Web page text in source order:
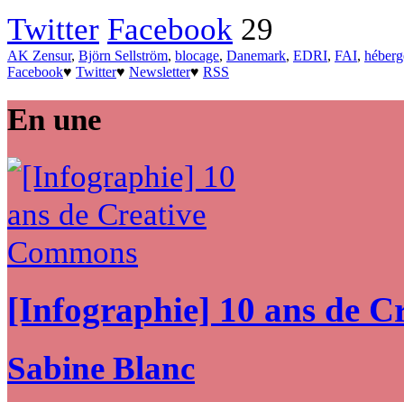
Twitter Facebook 29
AK Zensur, Björn Sellström, blocage, Danemark, EDRI, FAI,
Facebook♥ Twitter♥ Newsletter♥ RSS
En une
[Infographie] 10 ans de
Sabine Blanc